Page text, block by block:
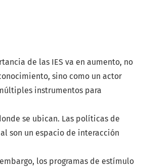
de las IES va en aumento, no
sino como un actor
instrumentos para
se ubican. Las políticas de
son un espacio de interacción
los programas de estímulo